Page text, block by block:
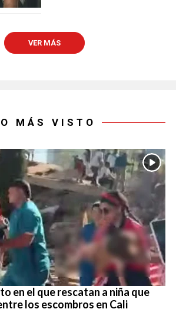
VER MÁS
MÁS VISTO
en el que rescatan a niña que
los escombros en Cali